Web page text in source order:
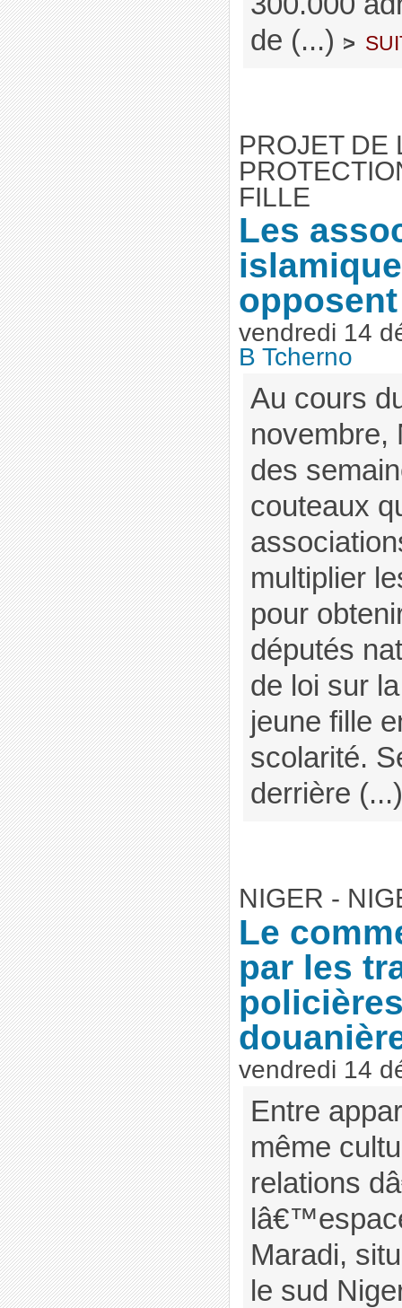
de (...) >
PROJET DE
FILLE
Les
opposent
vendredi 14
B Tcherno
Au cours
novembre,
des
couteaux
multiplier
pour
députés
de loi sur
jeune fille
scolarité.
derrière
NIGER -
Le
par les
vendredi 14
Entre
même
relations
Maradi,
le sud